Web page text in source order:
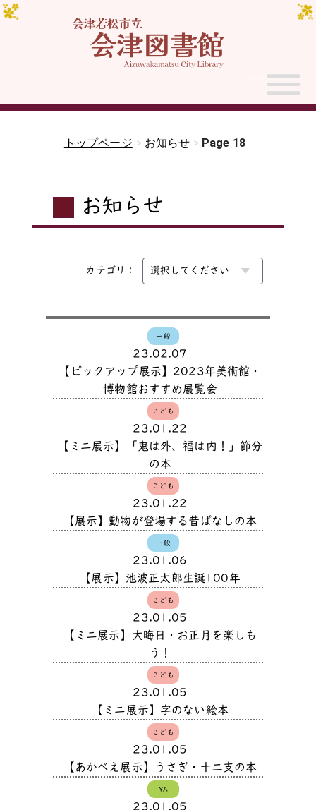
トップページ > お知らせ > Page 18
お知らせ
カテゴリ：
一般
23.02.07
【ピックアップ展示】2023年美術館・
博物館おすすめ展覧会
こども
23.01.22
【ミニ展示】「鬼は外、福は内！」節分
の本
こども
23.01.22
【展示】動物が登場する昔ばなしの本
一般
23.01.06
【展示】池波正太郎生誕100年
こども
23.01.05
【ミニ展示】大晦日・お正月を楽しも
う！
こども
23.01.05
【ミニ展示】字のない絵本
こども
23.01.05
【あかべえ展示】うさぎ・十二支の本
YA
23.01.05